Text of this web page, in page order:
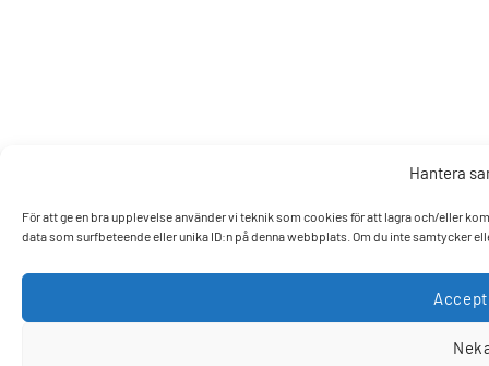
Hantera
För att ge en bra upplevelse använder vi teknik som cookies för att lagra och/eller
data som surfbeteende eller unika ID:n på denna webbplats. Om du inte samtycker